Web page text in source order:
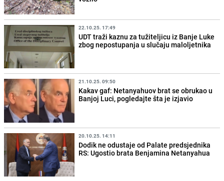
22.10.25. 17:49
UDT traži kaznu za tužiteljicu iz Banje Luke
zbog nepostupanja u slučaju maloljetnika
21.10.25. 09:50
Kakav gaf: Netanyahuov brat se obrukao u
Banjoj Luci, pogledajte šta je izjavio
20.10.25. 14:11
Dodik ne odustaje od Palate predsjednika
RS: Ugostio brata Benjamina Netanyahua